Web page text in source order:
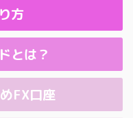
方
とは？
FX口座